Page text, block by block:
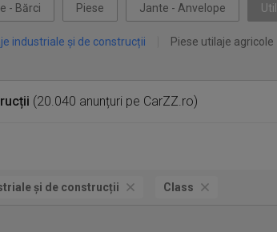
- Bărci Piese Jante - Anvelope
industriale și de construcții Piese utilaje agricole
(20.040 anunțuri pe CarZZ.ro)
și de construcții Class